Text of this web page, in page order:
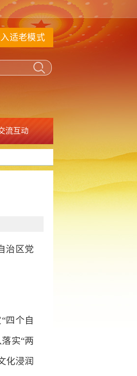
适老模式
流互动
治区党
四个自
实“两
化浸润